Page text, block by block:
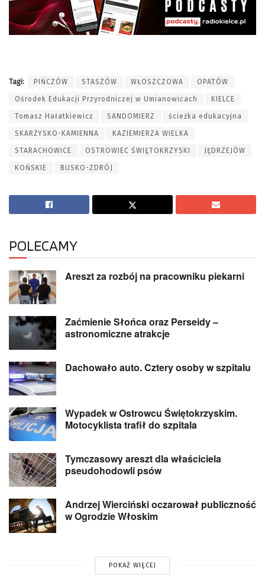
Tagi: PIŃCZÓW STASZÓW WŁOSZCZOWA OPATÓW
Ośrodek Edukacji Przyrodniczej w Umianowicach KIELCE
Tomasz Hałatkiewicz SANDOMIERZ ścieżka edukacyjna
SKARŻYSKO-KAMIENNA KAZIEMIERZA WIELKA
STARACHOWICE OSTROWIEC ŚWIĘTOKRZYSKI JĘDRZEJÓW
KOŃSKIE BUSKO-ZDRÓJ
POLECAMY
Areszt za rozbój na pracowniku piekarni
Zaćmienie Słońca oraz Perseidy –
astronomiczne atrakcje
Dachowało auto. Cztery osoby w szpitalu
Wypadek w Ostrowcu Świętokrzyskim.
Motocyklista trafił do szpitala
Tymczasowy areszt dla właściciela
pseudohodowli psów
Andrzej Wierciński oczarował publiczność
w Ogrodzie Włoskim
POKAŻ WIĘCEJ